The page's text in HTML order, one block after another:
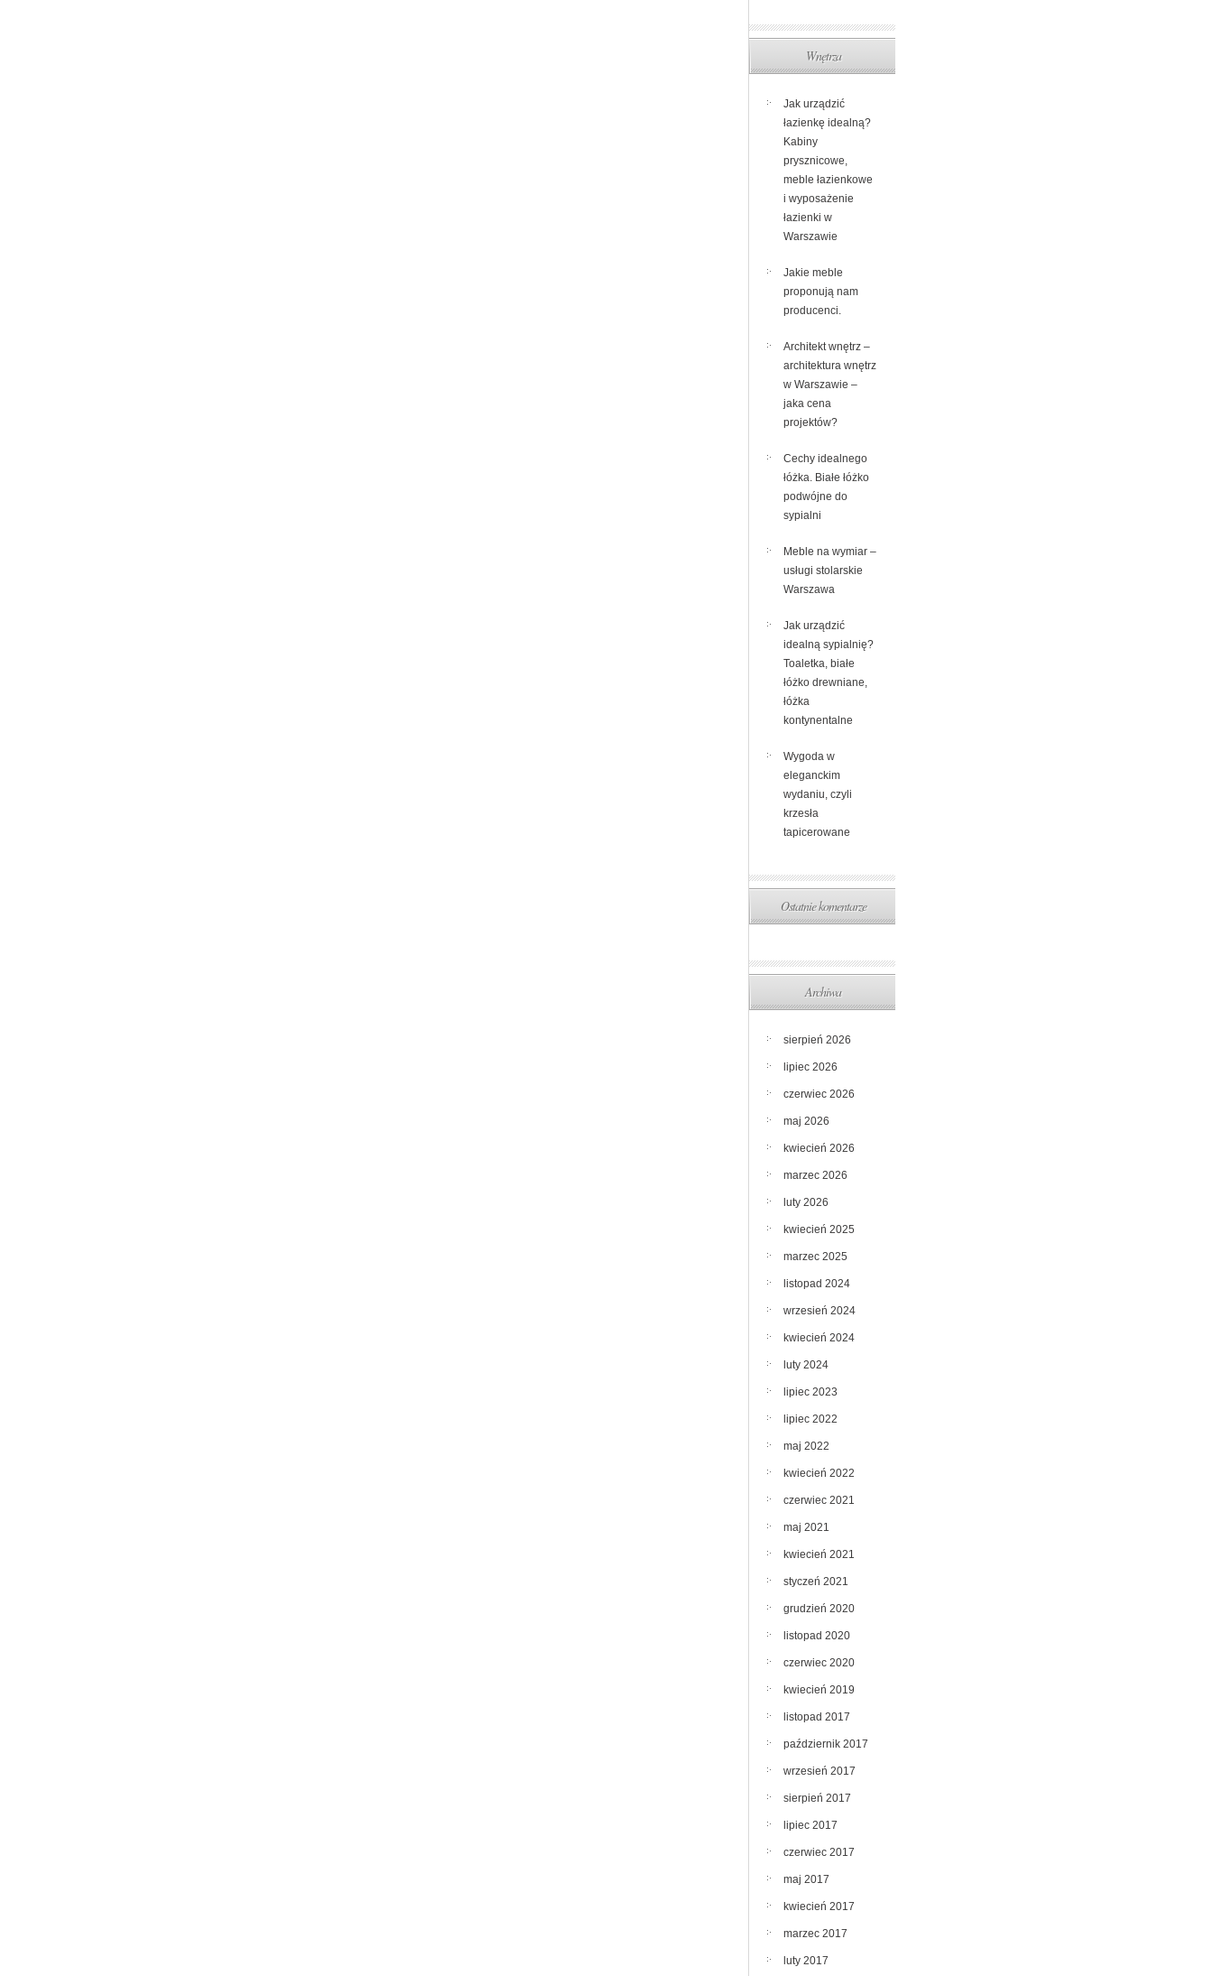
Wnętrza
Jak urządzić
łazienkę idealną?
Kabiny
prysznicowe,
meble łazienkowe
i wyposażenie
łazienki w
Warszawie
Jakie meble
proponują nam
producenci.
Architekt wnętrz –
architektura wnętrz
w Warszawie –
jaka cena
projektów?
Cechy idealnego
łóżka. Białe łóżko
podwójne do
sypialni
Meble na wymiar –
usługi stolarskie
Warszawa
Jak urządzić
idealną sypialnię?
Toaletka, białe
łóżko drewniane,
łóżka
kontynentalne
Wygoda w
eleganckim
wydaniu, czyli
krzesła
tapicerowane
Ostatnie komentarze
Archiwa
sierpień 2026
lipiec 2026
czerwiec 2026
maj 2026
kwiecień 2026
marzec 2026
luty 2026
kwiecień 2025
marzec 2025
listopad 2024
wrzesień 2024
kwiecień 2024
luty 2024
lipiec 2023
lipiec 2022
maj 2022
kwiecień 2022
czerwiec 2021
maj 2021
kwiecień 2021
styczeń 2021
grudzień 2020
listopad 2020
czerwiec 2020
kwiecień 2019
listopad 2017
październik 2017
wrzesień 2017
sierpień 2017
lipiec 2017
czerwiec 2017
maj 2017
kwiecień 2017
marzec 2017
luty 2017